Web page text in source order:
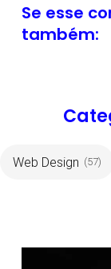
Se esse
também:
Web Design (57)